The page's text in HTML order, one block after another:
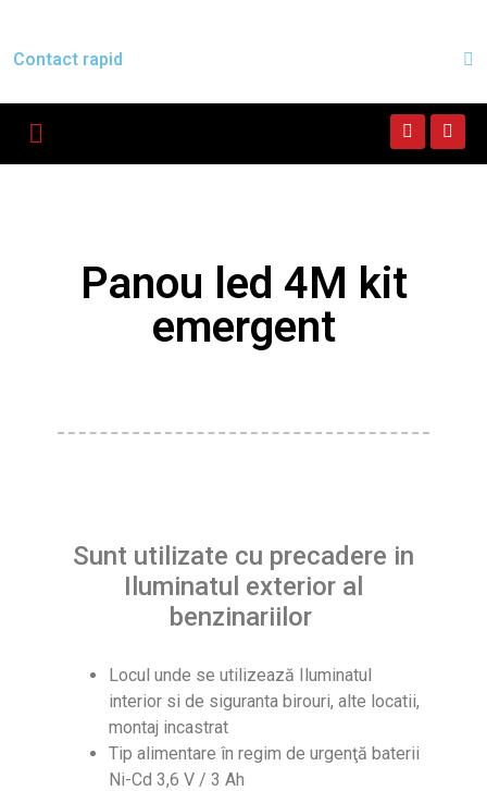
Contact rapid
Panou led 4M kit
emergent
Sunt utilizate cu precadere in
Iluminatul exterior al
benzinariilor
Locul unde se utilizează Iluminatul
interior si de siguranta birouri, alte locatii,
montaj incastrat
Tip alimentare în regim de urgenţă baterii
Ni-Cd 3,6 V / 3 Ah